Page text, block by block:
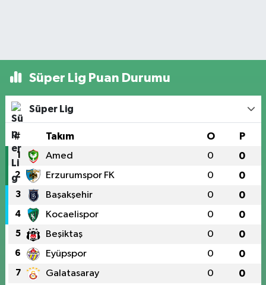
Süper Lig Puan Durumu
Süper Lig
# Takım O P
1 Amed 0 0
2 Erzurumspor FK 0 0
3 Başakşehir 0 0
4 Kocaelispor 0 0
5 Beşiktaş 0 0
6 Eyüpspor 0 0
7 Galatasaray 0 0